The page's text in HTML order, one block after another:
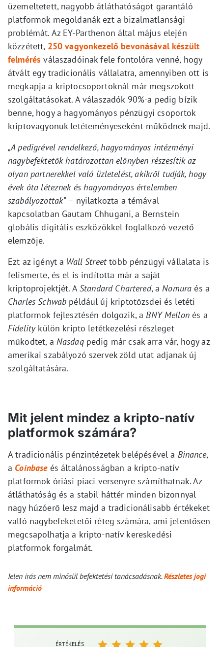
üzemeltetett, nagyobb átláthatóságot garantáló
platformok megoldanák ezt a bizalmatlansági
problémát. Az EY-Parthenon által május elején
közzétett, 250 vagyonkezelő bevonásával készült
felmérés válaszadóinak fele fontolóra venné, hogy
átvált egy tradicionális vállalatra, amennyiben ott is
megkapja a kriptocsoportoknál már megszokott
szolgáltatásokat. A válaszadók 90%-a pedig bízik
benne, hogy a hagyományos pénzügyi csoportok
kriptovagyonuk letéteményeseként működnek majd.
„A pedigrével rendelkező, hagyományos intézményi
nagybefektetők határozottan előnyben részesítik az
olyan partnerekkel való üzletelést, akikről tudják, hogy
évek óta léteznek és hagyományos értelemben
szabályozottak”– nyilatkozta a témával
kapcsolatban Gautam Chhugani, a Bernstein
globális digitális eszközökkel foglalkozó vezető
elemzője.
Ezt az igényt a Wall Streettöbb pénzügyi vállalata is
felismerte, és el is indította már a saját
kriptoprojektjét. AStandard Chartered, aNomura és a
Charles Schwab például új kriptotőzsdei és letéti
platformok fejlesztésén dolgozik, aBNY Mellonés a
Fidelity külön kripto letétkezelési részleget
működtet, a Nasdaq pedig már csak arra vár, hogy az
amerikai szabályozó szervek zöld utat adjanak új
szolgáltatására.
Mit jelent mindez a kripto-natív
platformok számára?
A tradicionális pénzintézetek belépésével a Binance,
a Coinbase és általánosságban a kripto-natív
platformok óriási piaci versenyre számíthatnak. Az
átláthatóság és a stabil háttér minden bizonnyal
nagy húzóerő lesz majd a tradicionálisabb értékeket
valló nagybefeketetői réteg számára, ami jelentősen
megcsapolhatja a kripto-natív kereskedési
platformok forgalmát.
Jelen írás nem minősül befektetési tanácsadásnak.Részletes jogi
információ
ÉRTÉKELÉS